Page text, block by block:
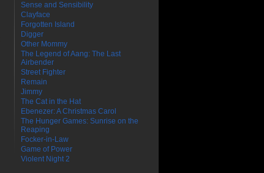
Sense and Sensibility
Clayface
Forgotten Island
Digger
Other Mommy
The Legend of Aang: The Last
Airbender
Street Fighter
Remain
Jimmy
The Cat in the Hat
Ebenezer: A Christmas Carol
The Hunger Games: Sunrise on the
Reaping
Focker-in-Law
Game of Power
Violent Night 2